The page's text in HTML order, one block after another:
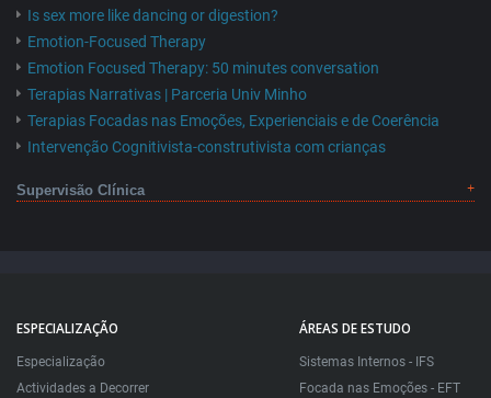
Is sex more like dancing or digestion?
Emotion-Focused Therapy
Emotion Focused Therapy: 50 minutes conversation
Terapias Narrativas | Parceria Univ Minho
Terapias Focadas nas Emoções, Experienciais e de Coerência
Intervenção Cognitivista-construtivista com crianças
Supervisão Clínica
ESPECIALIZAÇÃO
Especialização
Actividades a Decorrer
ÁREAS DE ESTUDO
Sistemas Internos - IFS
Focada nas Emoções - EFT